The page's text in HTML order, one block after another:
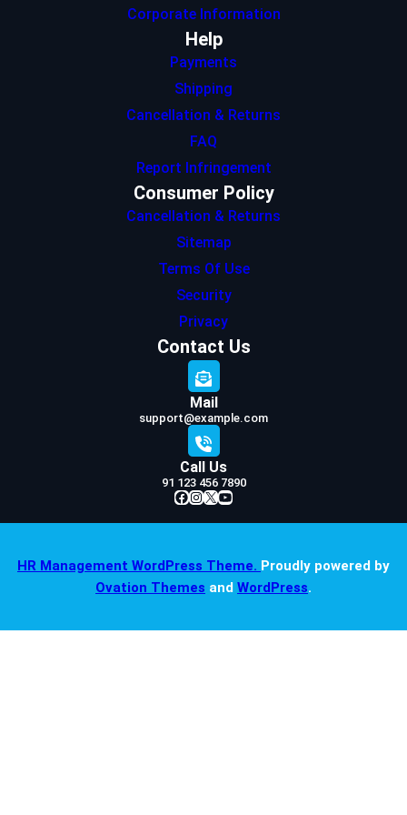
Corporate Information
Help
Payments
Shipping
Cancellation & Returns
FAQ
Report Infringement
Consumer Policy
Cancellation & Returns
Sitemap
Terms Of Use
Security
Privacy
Contact Us
Mail
support@example.com
Call Us
91 123 456 7890
Facebook InstagramX YouTube
HR Management WordPress Theme. Proudly powered by
Ovation Themes and WordPress.